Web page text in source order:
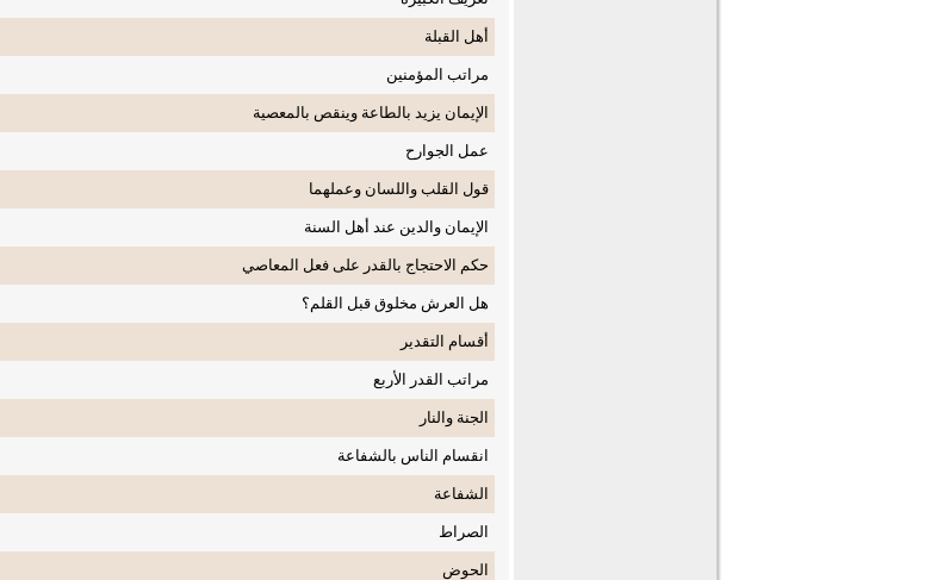
أهل القبلة
مراتب المؤمنين
الإيمان يزيد بالطاعة وينقص بالمعصية
عمل الجوارح
قول القلب واللسان وعملهما
الإيمان والدين عند أهل السنة
حكم الاحتجاج بالقدر على فعل المعاصي
هل العرش مخلوق قبل القلم؟
أقسام التقدير
مراتب القدر الأربع
الجنة والنار
انقسام الناس بالشفاعة
الشفاعة
الصراط
الحوض